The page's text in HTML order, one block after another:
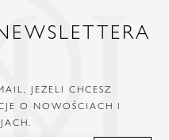
JEŻELI CHCESZ
O NOWOŚCIACH I